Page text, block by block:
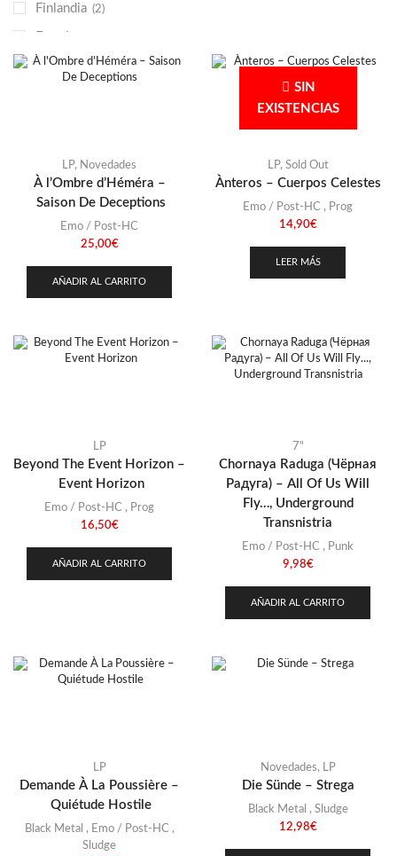
Sludge (35)
(22)
Finlandia (2)
Francia
Italia (2)
Transnistria (1)
LP, Novedades
À l’Ombre d’Héméra –
Saison De Deceptions
Emo / Post-HC
25,00€
AÑADIR AL CARRITO
SIN
EXISTENCIAS
LP, Sold Out
Ànteros – Cuerpos Celestes
Emo / Post-HC , Prog
14,90€
LEER MÁS
LP
Beyond The Event Horizon –
Event Horizon
Emo / Post-HC , Prog
16,50€
AÑADIR AL CARRITO
7"
Chornaya Raduga (Чёрная
Радуга) – All Of Us Will
Fly…, Underground
Transnistria
Emo / Post-HC , Punk
9,98€
AÑADIR AL CARRITO
LP
Demande À La Poussière –
Quiétude Hostile
Black Metal , Emo / Post-HC ,
Sludge
Novedades, LP
Die Sünde – Strega
Black Metal , Sludge
12,98€